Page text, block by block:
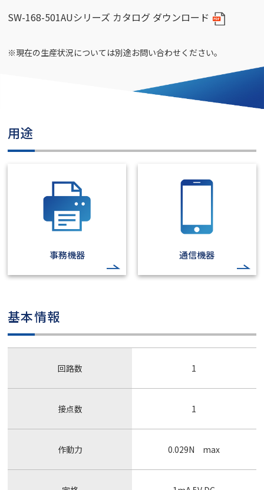
SW-168-501AUシリーズ カタログ ダウンロード
※現在の生産状況については別途お問い合わせください。
用途
事務機器 通信機器
基本情報
回路数 1
接点数 1
作動力 0.029N max